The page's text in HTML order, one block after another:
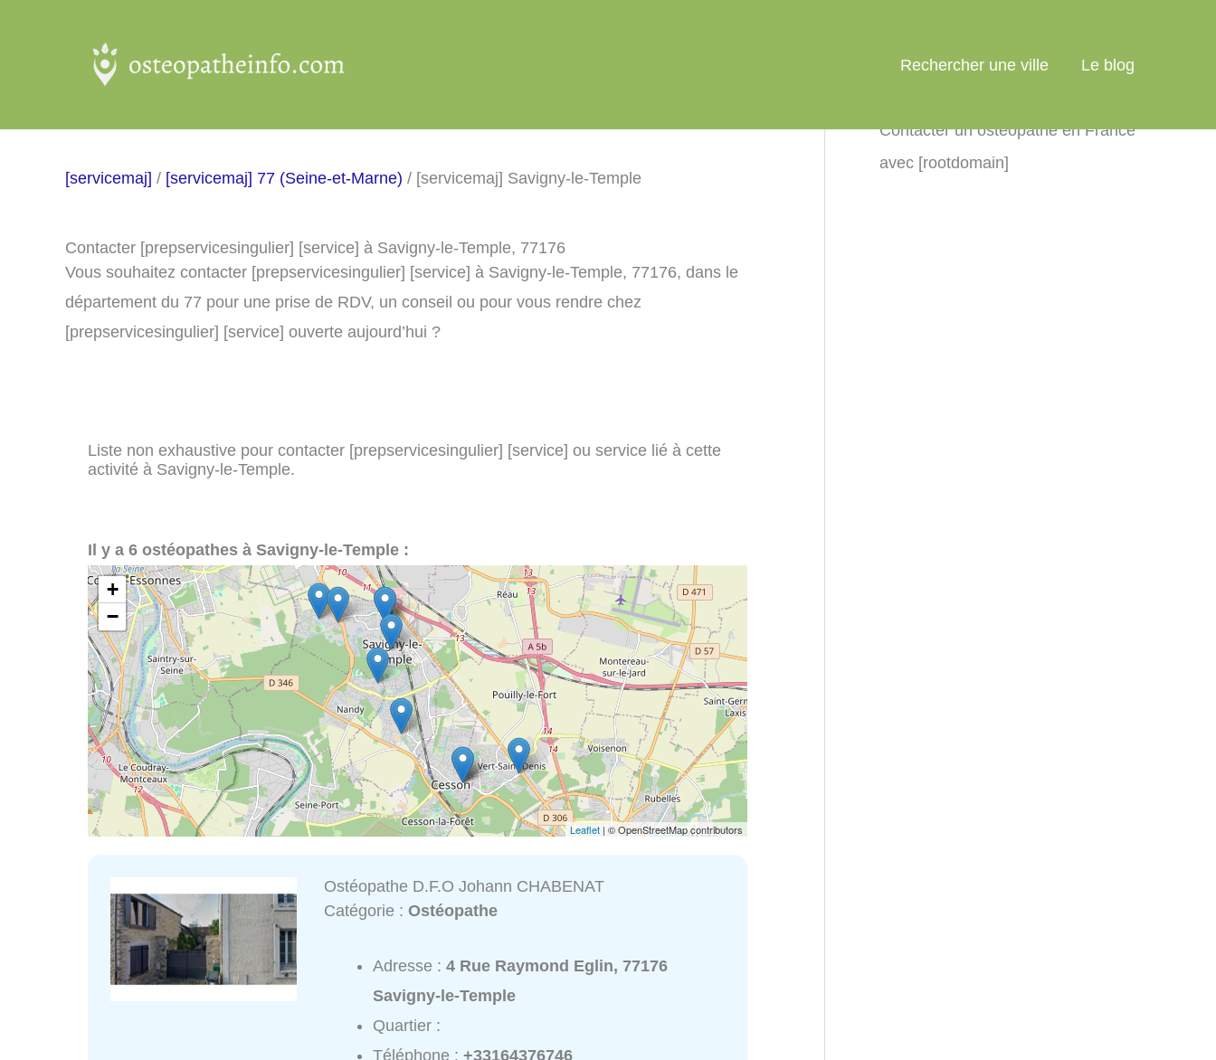
Rechercher une ville Le blog
[servicemaj] / [servicemaj] 77 (Seine-et-Marne) / [servicemaj] Savigny-le-Temple
Contacter [prepservicesingulier] [service] à Savigny-le-Temple, 77176
Vous souhaitez contacter [prepservicesingulier] [service] à Savigny-le-Temple, 77176, dans le
département du 77 pour une prise de RDV, un conseil ou pour vous rendre chez
[prepservicesingulier] [service] ouverte aujourd’hui ?
Liste non exhaustive pour contacter [prepservicesingulier] [service] ou service lié à cette
activité à Savigny-le-Temple.
Il y a 6 ostéopathes à Savigny-le-Temple :
+
−
Leaflet| © OpenStreetMap contributors
Ostéopathe D.F.O Johann CHABENAT
Catégorie :Ostéopathe
Adresse :4 Rue Raymond Eglin, 77176
Savigny-le-Temple
Quartier :
Téléphone :+33164376746
Contacter un ostéopathe en France
avec [rootdomain]